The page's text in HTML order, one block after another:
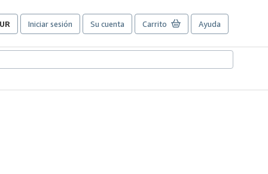
Iniciar sesión Su cuenta Carrito Ayuda